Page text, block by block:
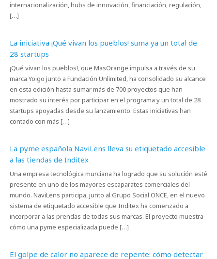
internacionalización, hubs de innovación, financiación, regulación,
[…]
La iniciativa ¡Qué vivan los pueblos! suma ya un total de
28 startups
¡Qué vivan los pueblos!, que MasOrange impulsa a través de su
marca Yoigo junto a Fundación Unlimited, ha consolidado su alcance
en esta edición hasta sumar más de 700 proyectos que han
mostrado su interés por participar en el programa y un total de 28
startups apoyadas desde su lanzamiento. Estas iniciativas han
contado con más […]
La pyme española NaviLens lleva su etiquetado accesible
a las tiendas de Inditex
Una empresa tecnológica murciana ha logrado que su solución esté
presente en uno de los mayores escaparates comerciales del
mundo. NaviLens participa, junto al Grupo Social ONCE, en el nuevo
sistema de etiquetado accesible que Inditex ha comenzado a
incorporar a las prendas de todas sus marcas. El proyecto muestra
cómo una pyme especializada puede […]
El golpe de calor no aparece de repente: cómo detectar